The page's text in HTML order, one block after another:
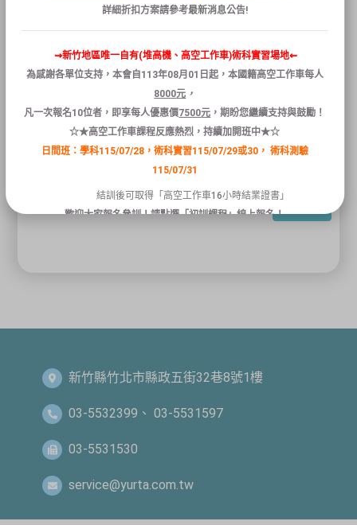
期預計在11/21、11/22、11/25
指定考試日期
准考證預計寄出時間為11/05，寄出
後會簡訊通知，屆時請留意掛號信
件。
新竹縣竹北市縣政五街32巷8號1樓
03-5532399、 03-5531597
03-5531530
service@yurta.com.tw
詳細折扣方案請參考最新消息公告!
⇝新竹地區唯一自有(堆高機、高空工作車)術科實習場地⇜
為感謝各單位支持，本會自113年08月 01 日起 ，本國籍高空工作車每人
8000元 ，
凡一次報名10位者 ， 即享每人優惠價7500元 ，期盼您繼續支持與鼓勵！
☆★高空工作車課程反應熱烈，持續加開班中★☆
日間班：學科115/07/28，術科實習115/07/29或30，術科測驗
115/07/31
結訓後可取得「高空工作車16小時結業證書」
歡迎大家報名參訓！請點選「初訓課程」線上報名！